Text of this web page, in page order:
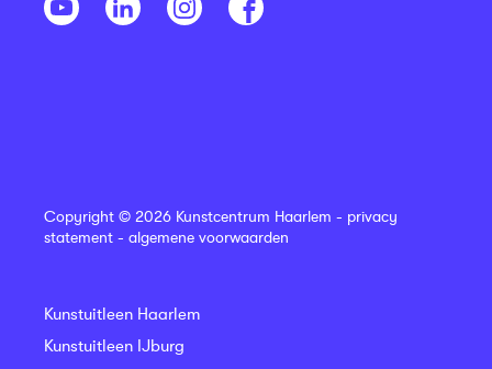
Copyright © 2026 Kunstcentrum Haarlem - privacy
statement - algemene voorwaarden
Kunstuitleen Haarlem
Kunstuitleen IJburg